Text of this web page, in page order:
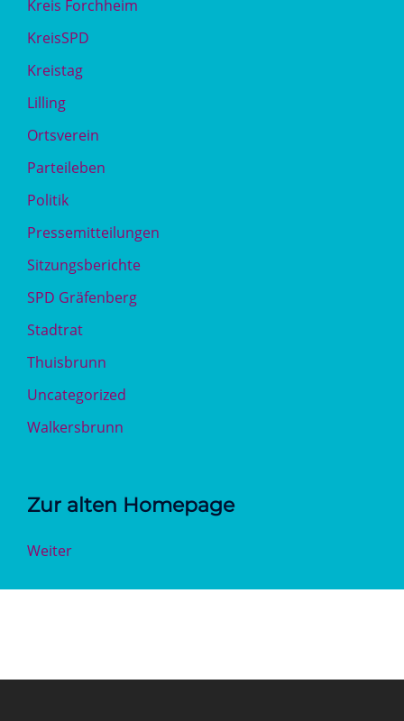
Kreis Forchheim
KreisSPD
Kreistag
Lilling
Ortsverein
Parteileben
Politik
Pressemitteilungen
Sitzungsberichte
SPD Gräfenberg
Stadtrat
Thuisbrunn
Uncategorized
Walkersbrunn
Zur alten Homepage
Weiter